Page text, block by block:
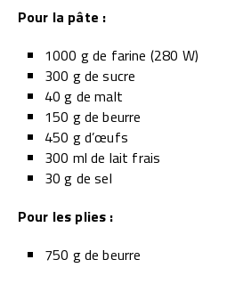
Pour la pâte :
1000 g de farine (280 W)
300 g de sucre
40 g de malt
150 g de beurre
450 g d’œufs
300 ml de lait frais
30 g de sel
Pour les plies :
750 g de beurre